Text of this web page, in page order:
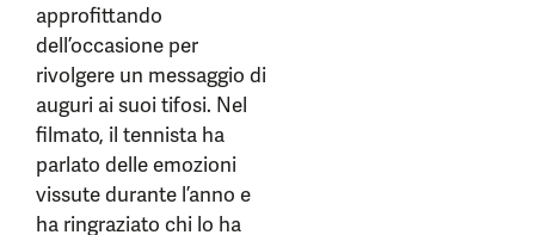
approfittando
dell’occasione per
rivolgere un messaggio di
auguri ai suoi tifosi. Nel
filmato, il tennista ha
parlato delle emozioni
vissute durante l’anno e
ha ringraziato chi lo ha